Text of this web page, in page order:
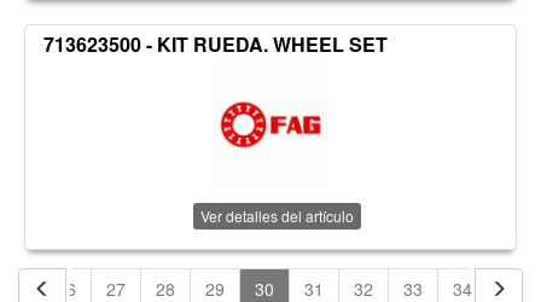
713623500 - KIT RUEDA. WHEEL SET
Ver detalles del artículo
26 27 28 29 30 31 32 33 34 35